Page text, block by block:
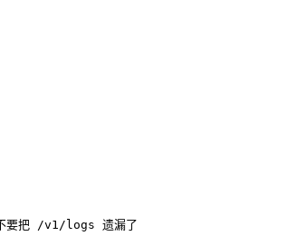
要把 /v1/logs 遗漏了